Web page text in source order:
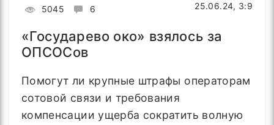
5045 6 25.06.24, 3:9
«Государево око» взялось за
ОПСОСов
Помогут ли крупные штрафы операторам
сотовой связи и требования
компенсации ущерба сократить волную